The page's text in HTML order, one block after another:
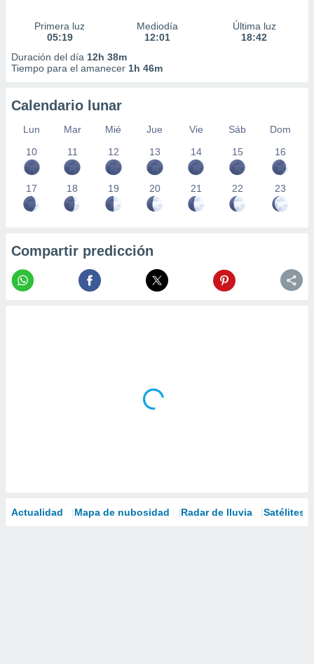
Primera luz
05:19
Mediodía
12:01
Última luz
18:42
Duración del día 12h 38m
Tiempo para el amanecer 1h 46m
Calendario lunar
Lun Mar Mié Jue Vie Sáb
Dom
10
11 12 13 14 15 16
17 18 19 20 21 22 23
Compartir predicción
Actualidad Mapa de nubosidad Radar de lluvia Satélites